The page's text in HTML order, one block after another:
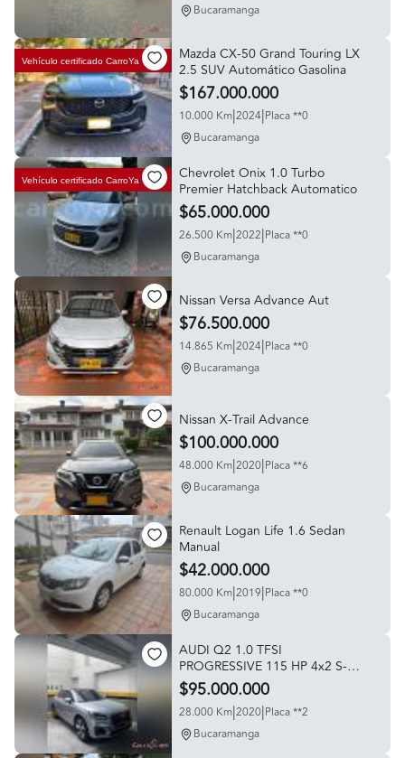
Bucaramanga
Vehículo certificado CarroYa
Mazda CX-50 Grand Touring LX
2.5 SUV Automático Gasolina
$167.000.000
10.000 Km|2024|Placa **0
Bucaramanga
Vehículo certificado CarroYa
Chevrolet Onix 1.0 Turbo
Premier Hatchback Automatico
$65.000.000
26.500 Km|2022|Placa **0
Bucaramanga
Nissan Versa Advance Aut
$76.500.000
14.865 Km|2024|Placa **0
Bucaramanga
Nissan X-Trail Advance
$100.000.000
48.000 Km|2020|Placa **6
Bucaramanga
Renault Logan Life 1.6 Sedan
Manual
$42.000.000
80.000 Km|2019|Placa **0
Bucaramanga
AUDI Q2 1.0 TFSI
PROGRESSIVE 115 HP 4x2 S-
TRONIC
$95.000.000
28.000 Km|2020|Placa **2
Bucaramanga